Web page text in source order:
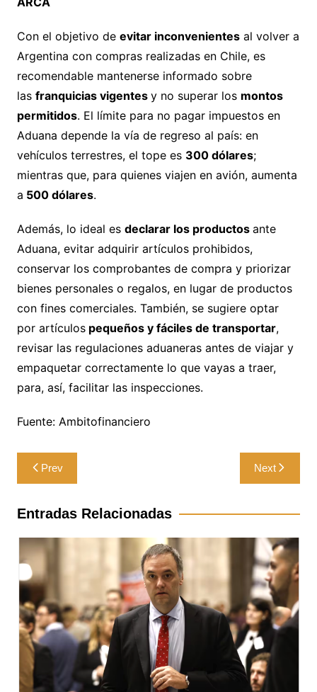
Con el objetivo de evitar inconvenientesal volver a
Argentina con compras realizadas en Chile, es
recomendable mantenerse informado sobre
las franquicias vigentes y no superar los montos
permitidos. El límite para no pagar impuestos en
Aduana depende la vía de regreso al país: en
vehículos terrestres, el tope es 300 dólares;
mientras que, para quienes viajen en avión, aumenta
a 500 dólares.
Además, lo ideal es declarar los productos ante
Aduana, evitar adquirir artículos prohibidos,
conservar los comprobantes de compra y priorizar
bienes personales o regalos, en lugar de productos
con fines comerciales. También, se sugiere optar
por artículospequeños y fáciles de transportar,
revisar las regulaciones aduaneras antes de viajar y
empaquetar correctamente lo que vayas a traer,
para, así, facilitar las inspecciones.
Fuente: Ambitofinanciero
Navegación
de
entradas
Prev Next
Entradas Relacionadas